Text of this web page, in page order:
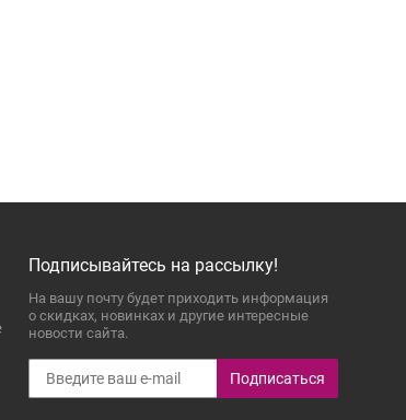
Подписывайтесь на рассылку!
На вашу почту будет приходить информация
о скидках, новинках и другие интересные
новости сайта.
Подписаться